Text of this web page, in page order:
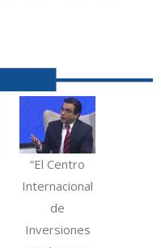
“El Centro
Internacional
de
Inversiones